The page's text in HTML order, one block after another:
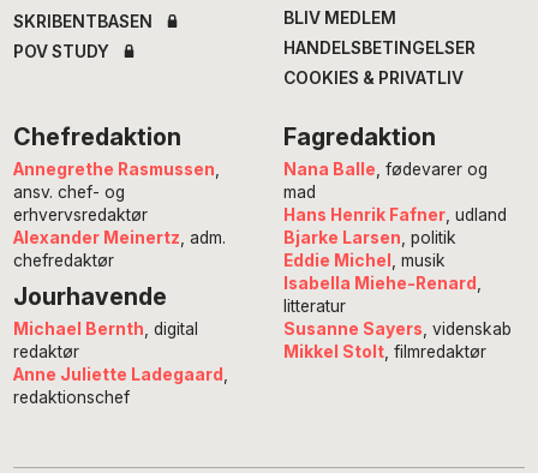
SKRIBENTBASEN
POV STUDY
BLIV MEDLEM
HANDELSBETINGELSER
COOKIES & PRIVATLIV
Chefredaktion
Annegrethe Rasmussen
ansv. chef- og
erhvervsredaktør
Alexander Meinertz , adm.
chefredaktør
Jourhavende
Michael Bernth, digital
redaktør
Anne Juliette Ladegaard ,
redaktionschef
Fagredaktion
Nana Balle , fødevarer og
mad
Hans Henrik Fafner, udland
Bjarke Larsen , politik
Eddie Michel , musik
Isabella Miehe-Renard
litteratur
Susanne Sayers , videnskab
Mikkel Stolt, filmredaktør